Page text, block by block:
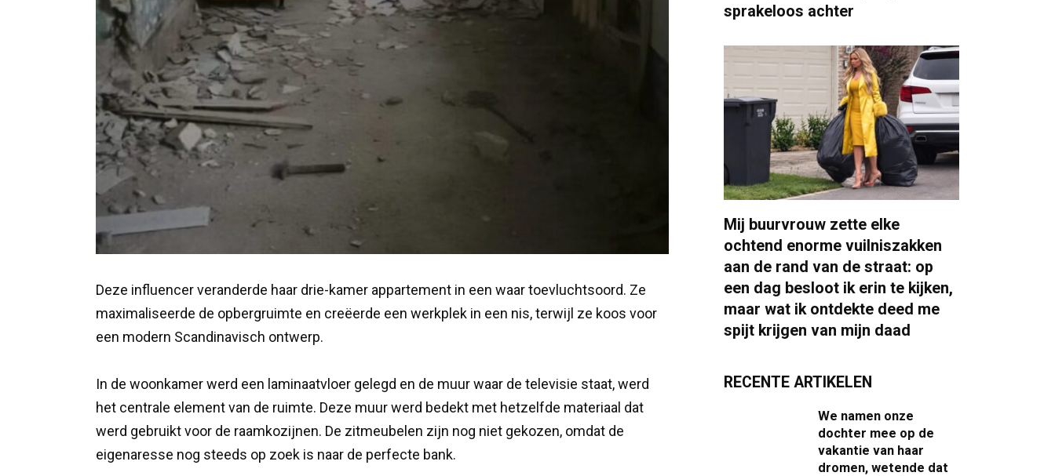
Deze influencer veranderde haar drie-kamer appartement in een waar toevluchtsoord. Ze
maximaliseerde de opbergruimte en creëerde een werkplek in een nis, terwijl ze koos voor
een modern Scandinavisch ontwerp.
In de woonkamer werd een laminaatvloer gelegd en de muur waar de televisie staat, werd
het centrale element van de ruimte. Deze muur werd bedekt met hetzelfde materiaal dat
werd gebruikt voor de raamkozijnen. De zitmeubelen zijn nog niet gekozen, omdat de
eigenaresse nog steeds op zoek is naar de perfecte bank.
sprakeloos achter
Mij buurvrouw zette elke
ochtend enorme vuilniszakken
aan de rand van de straat: op
een dag besloot ik erin te kijken,
maar wat ik ontdekte deed me
spijt krijgen van mijn daad
RECENTE ARTIKELEN
We namen onze
dochter mee op de
vakantie van haar
dromen, wetende dat